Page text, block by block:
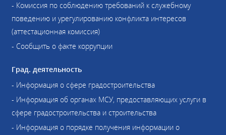
- Комиссия по соблюдению требований к служебному
поведению и урегулированию конфликта интересов
(аттестационная комиссия)
- Сообщить о факте коррупции
Град. деятельность
- Информация о сфере градостроительства
- Информация об органах МСУ, предоставляющих услуги в
сфере градостроительства и строительства
- Информация о порядке получения информации о